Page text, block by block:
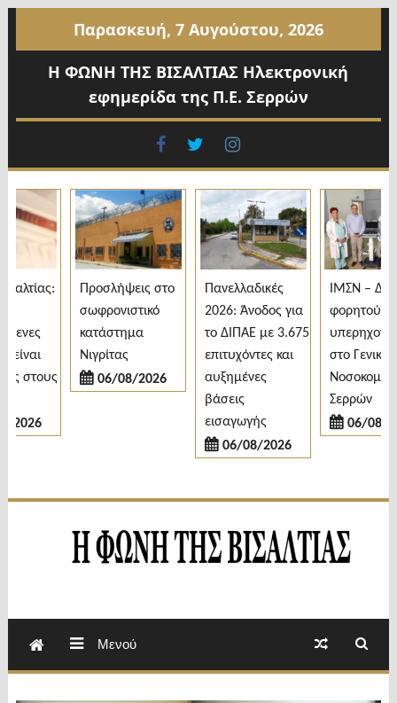
περιεχόμενο
Παρασκευή, 7 Αυγούστου, 2026
Η ΦΩΝΗ ΤΗΣ ΒΙΣΑΛΤΙΑΣ Ηλεκτρονική
εφημερίδα της Π.Ε. Σερρών
facebook
twitter
στους
Προσλήψεις στο
σωφρονιστικό
κατάστημα
Νιγρίτας
06/08/2026
Πανελλαδικές
2026: Άνοδος για
το ΔΙΠΑΕ με 3.675
επιτυχόντες και
αυξημένες
βάσεις
εισαγωγής
06/08/2026
ΙΜΣΝ – Δωρεά
φορητού
στο Γενικό
Νοσοκομείο
Σερρών
06/08/
Μενού